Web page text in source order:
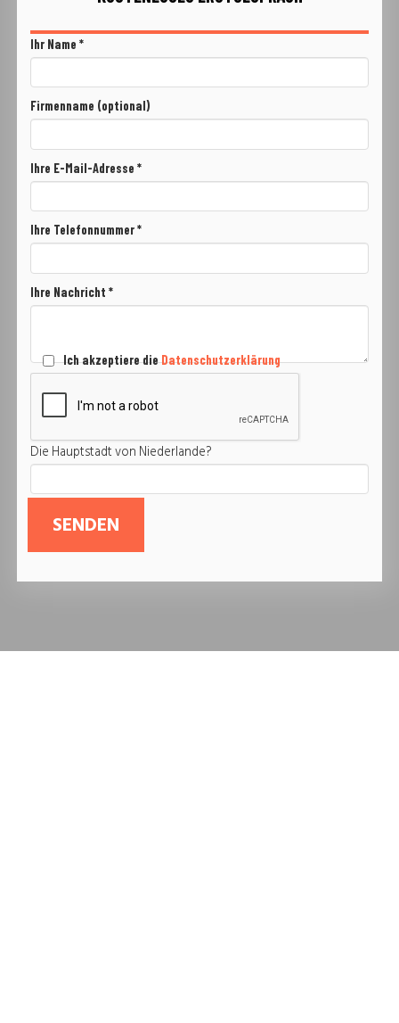
Ihr Name *
Firmenname (optional)
Ihre E-Mail-Adresse *
Ihre Telefonnummer *
Ihre Nachricht *
Ich akzeptiere dieDatenschutzerklärung
Die Hauptstadt von Niederlande?